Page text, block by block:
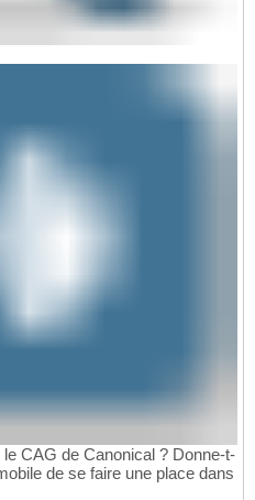
CAG de Canonical ? Donne-t-
de se faire une place dans